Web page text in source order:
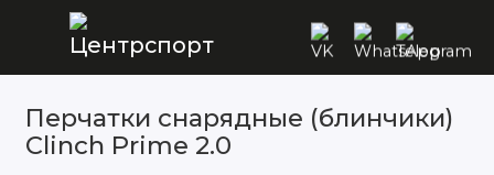
Перчатки снарядные (блинчики)
Clinch Prime 2.0